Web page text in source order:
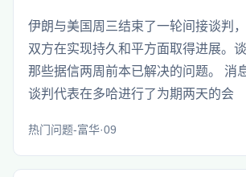
伊朗与美国周三结束了一轮间接谈判
双方在实现持久和平方面取得进展。
那些据信两周前本已解决的问题。 消
谈判代表在多哈进行了为期两天的会
热门问题-富华·09